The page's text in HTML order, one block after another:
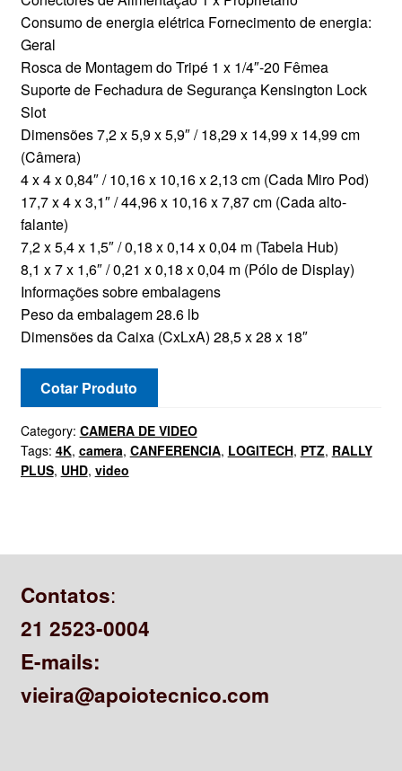
Consumo de energia elétrica Fornecimento de energia:
Geral
Rosca de Montagem do Tripé 1 x 1/4″-20 Fêmea
Suporte de Fechadura de Segurança Kensington Lock
Slot
Dimensões 7,2 x 5,9 x 5,9″ / 18,29 x 14,99 x 14,99 cm
(Câmera)
4 x 4 x 0,84″ / 10,16 x 10,16 x 2,13 cm (Cada Miro Pod)
17,7 x 4 x 3,1″ / 44,96 x 10,16 x 7,87 cm (Cada alto-
falante)
7,2 x 5,4 x 1,5″ / 0,18 x 0,14 x 0,04 m (Tabela Hub)
8,1 x 7 x 1,6″ / 0,21 x 0,18 x 0,04 m (Pólo de Display)
Informações sobre embalagens
Peso da embalagem 28.6 lb
Dimensões da Caixa (CxLxA) 28,5 x 28 x 18″
Cotar Produto
Category: CAMERA DE VIDEO
Tags: 4K, camera, CANFERENCIA, LOGITECH, PTZ, RALLY
PLUS, UHD, video
Contatos:
21 2523-0004
E-mails:
vieira@apoiotecnico.com